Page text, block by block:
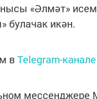
«Әлмәт»
булачак икән.
вTelegram-канале
мессенджере